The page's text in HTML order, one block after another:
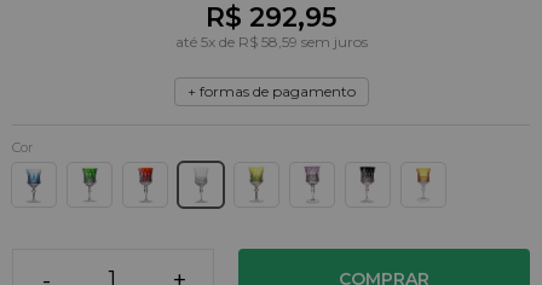
R$ 292,95
até 5x de R$ 58,59 sem juros
+ formas de pagamento
Cor
COMPRAR